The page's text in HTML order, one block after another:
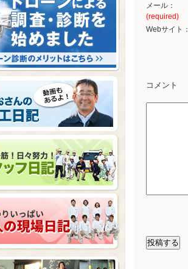
メール：
(required)
Webサイト：
コメント